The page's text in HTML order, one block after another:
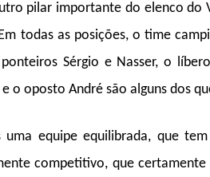
pilar importante do elenco
todas as posições, o time
Sérgio e Nasser, o
o oposto André são alguns dos
uma equipe equilibrada, que
competitivo, que